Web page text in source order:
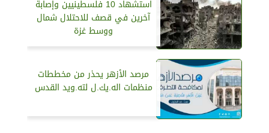
استشهاد 10 فلسطينيين وإصابة
آخرين في قصف للاحتلال شمال
ووسط غزة
مرصد الأزهر يحذر من مخططات
منظمات اله.يك.ل لته.ويد القدس